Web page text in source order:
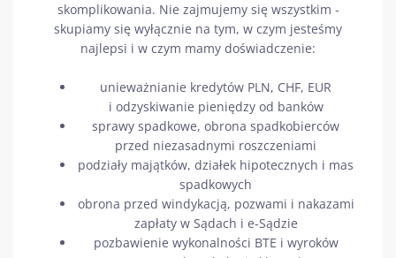
skomplikowania. Nie zajmujemy się wszystkim -
skupiamy się wyłącznie na tym, w czym jesteśmy
najlepsi i w czym mamy doświadczenie:
unieważnianie kredytów PLN, CHF, EUR
i odzyskiwanie pieniędzy od banków
sprawy spadkowe, obrona spadkobierców
przed niezasadnymi roszczeniami
podziały majątków, działek hipotecznych i mas
spadkowych
obrona przed windykacją, pozwami i nakazami
zapłaty w Sądach i e-Sądzie
pozbawienie wykonalności BTE i wyroków